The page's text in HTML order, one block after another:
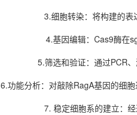
3.细胞转染：将构建的
4.基因编辑：Cas9酶在
5.筛选和验证：通过PCR
6.功能分析：对敲除RagA基因的细
7. 稳定细胞系的建立：